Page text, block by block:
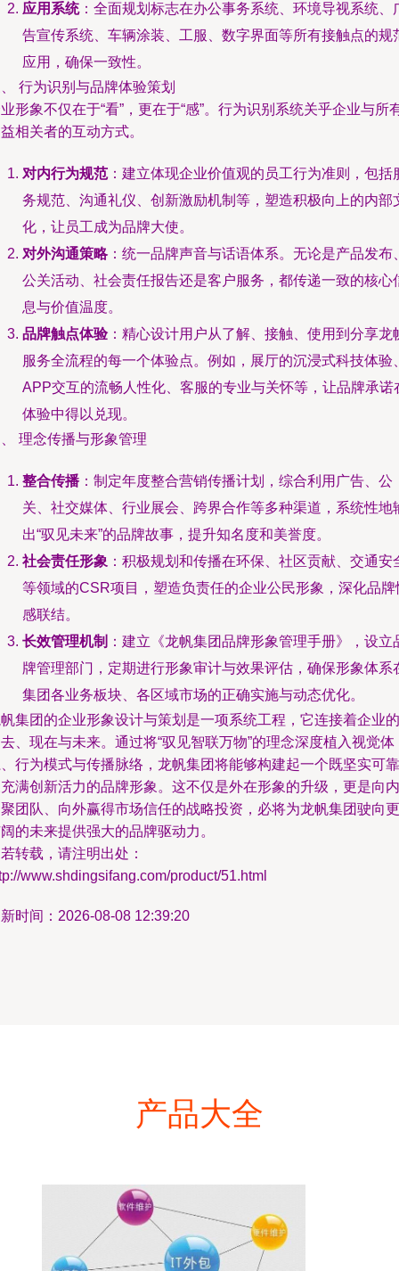
应用系统：全面规划标志在办公事务系统、环境导视系统、
告宣传系统、车辆涂装、工服、数字界面等所有接触点的规
应用，确保一致性。
行为识别与品牌体验策划
形象不仅在于“看”，更在于“感”。行为识别系统关乎企业与所
相关者的互动方式。
对内行为规范：建立体现企业价值观的员工行为准则，包括
务规范、沟通礼仪、创新激励机制等，塑造积极向上的内部
化，让员工成为品牌大使。
对外沟通策略：统一品牌声音与话语体系。无论是产品发布
公关活动、社会责任报告还是客户服务，都传递一致的核心
息与价值温度。
品牌触点体验：精心设计用户从了解、接触、使用到分享龙
服务全流程的每一个体验点。例如，展厅的沉浸式科技体验
APP交互的流畅人性化、客服的专业与关怀等，让品牌承诺
体验中得以兑现。
理念传播与形象管理
整合传播：制定年度整合营销传播计划，综合利用广告、公
关、社交媒体、行业展会、跨界合作等多种渠道，系统性地
出“驭见未来”的品牌故事，提升知名度和美誉度。
社会责任形象 ：积极规划和传播在环保、社区贡献、交通安
等领域的CSR项目，塑造负责任的企业公民形象，深化品牌
感联结。
长效管理机制 ：建立《龙帆集团品牌形象管理手册》，设立
牌管理部门，定期进行形象审计与效果评估，确保形象体系
集团各业务板块、各区域市场的正确实施与动态优化。
集团的企业形象设计与策划是一项系统工程，它连接着企业的
、现在与未来。通过将“驭见智联万物”的理念深度植入视觉体
行为模式与传播脉络，龙帆集团将能够构建起一个既坚实可靠
满创新活力的品牌形象。这不仅是外在形象的升级，更是向内
团队、向外赢得市场信任的战略投资，必将为龙帆集团驶向更
的未来提供强大的品牌驱动力。
转载，请注明出处：
www.shdingsifang.com/product/51.html
时间：2026-08-08 12:39:20
产品大全